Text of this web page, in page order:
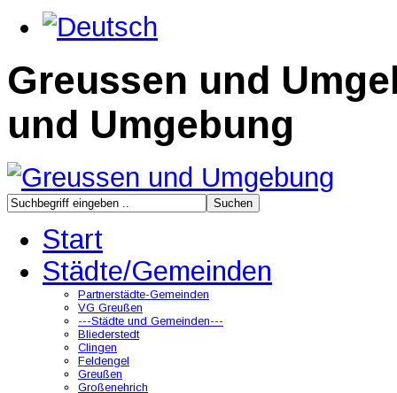
Greussen und
und Umgebung
Start
Städte/Gemeinden
Partnerstädte-Gemeinden
VG Greußen
---Städte und Gemeinden---
Bliederstedt
Clingen
Feldengel
Greußen
Großenehrich